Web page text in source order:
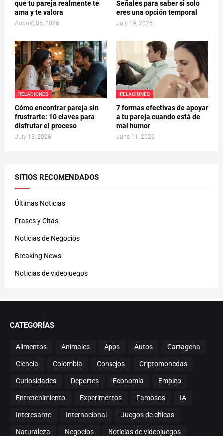
que tu pareja realmente te
ama y te valora
August 05, 2026
Señales para saber si solo
eres una opción temporal
July 19, 2026
RELACIONES
Cómo encontrar pareja sin
frustrarte: 10 claves para
disfrutar el proceso
July 13, 2026
RELACIONES
7 formas efectivas de apoyar
a tu pareja cuando está de
mal humor
June 11, 2026
SITIOS RECOMENDADOS
Últimas Noticias
Frases y Citas
Noticias de Negocios
Breaking News
Noticias de videojuegos
CATEGORÍAS
Alimentos Animales Apps Autos Cartagena
Ciencia Colombia Consejos Criptomonedas
Curiosidades Deportes Economía Empleo
Entretenimiento Experimentos Famosos IA
Interesante Internacional Juegos de chicas
Naturaleza Negocios Noticias de videojuegos